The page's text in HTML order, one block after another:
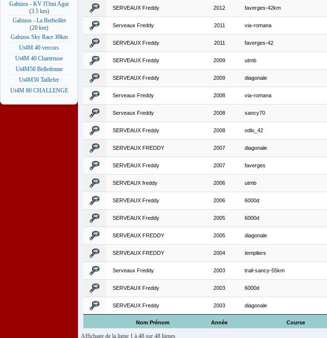
Gabizos - KV l'Omi Agut
(3.5 km)
Gabizos - La Berbeillet
(20 km)
Gabizos Sky Race 30km
Ut4M 40 vercors
Ut4M 40 Chartreuse
Ut4M50 Belledonne
Ut4M50 Taillefer
Ut4M 80 CHALLENGE
Nom Prénom Année Course
SERVEAUX Freddy 2012 faverges-42km
Serveaux Freddy 2011 via-romana
SERVEAUX Freddy 2011 faverges-42
SERVEAUX Freddy 2009 utmb
SERVEAUX Freddy 2009 diagonale
Serveaux Freddy 2008 via-romana
Serveaux Freddy 2008 sancy70
SERVEAUX Freddy 2008 odlo_42
SERVEAUX FREDDY 2007 diagonale
SERVEAUX Freddy 2007 faverges
SERVEAUX freddy 2006 utmb
SERVEAUX Freddy 2006 6000d
SERVEAUX Freddy 2005 6000d
SERVEAUX FREDDY 2005 diagonale
SERVEAUX FREDDY 2004 templiers
Serveaux Freddy 2003 trail-sancy-55km
SERVEAUX Freddy 2003 6000d
SERVEAUX Freddy 2003 diagonale
Affichage de la ligne 1 à 48 sur 48 lignes